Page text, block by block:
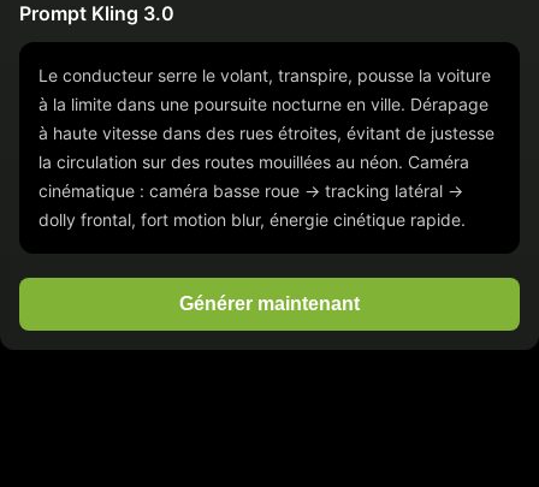
Prompt Kling 3.0
Le conducteur serre le volant, transpire, pousse la voiture
à la limite dans une poursuite nocturne en ville. Dérapage
à haute vitesse dans des rues étroites, évitant de justesse
la circulation sur des routes mouillées au néon. Caméra
cinématique : caméra basse roue → tracking latéral →
dolly frontal, fort motion blur, énergie cinétique rapide.
Générer maintenant